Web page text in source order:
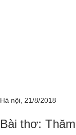
Hà nội, 21/8/2018
Bài thơ: